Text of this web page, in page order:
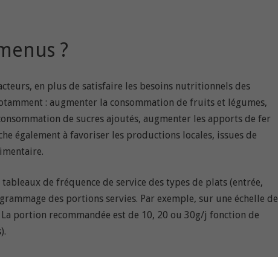
?
en plus de satisfaire les besoins nutritionnels des
: augmenter la consommation de fruits et légumes,
de sucres ajoutés, augmenter les apports de fer
également à favoriser les productions locales, issues de
de fréquence de service des types de plats (entrée,
des portions servies. Par exemple, sur une échelle de
portion recommandée est de 10, 20 ou 30g/j fonction de